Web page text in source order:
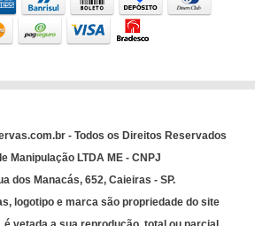
- Todos os Direitos Reservados
Manipulação LTDA ME - CNPJ
dos Manacás, 652, Caieiras - SP.
logotipo e marca são propriedade do site